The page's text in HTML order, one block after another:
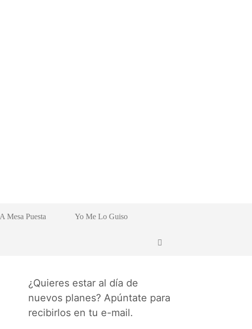
A Mesa Puesta Yo Me Lo Guiso
¿Quieres estar al día de
nuevos planes? Apúntate para
recibirlos en tu e-mail.